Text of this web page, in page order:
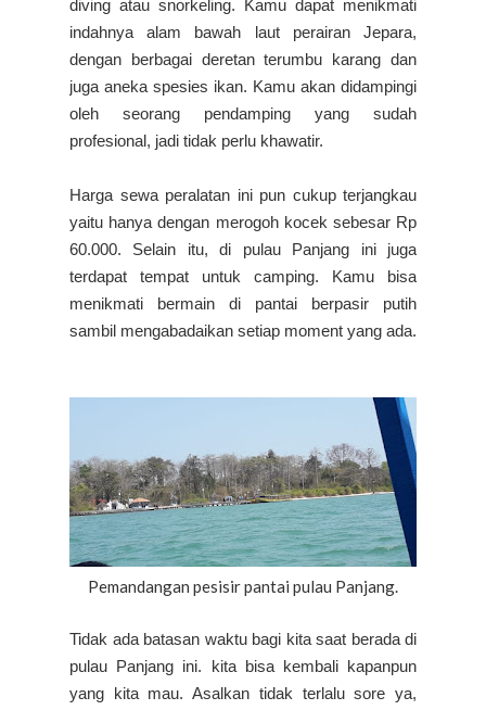
diving atau snorkeling. Kamu dapat menikmati
indahnya alam bawah laut perairan Jepara,
dengan berbagai deretan terumbu karang dan
juga aneka spesies ikan. Kamu akan didampingi
oleh seorang pendamping yang sudah
profesional, jadi tidak perlu khawatir.
Harga sewa peralatan ini pun cukup terjangkau
yaitu hanya dengan merogoh kocek sebesar Rp
60.000. Selain itu, di pulau Panjang ini juga
terdapat tempat untuk camping. Kamu bisa
menikmati bermain di pantai berpasir putih
sambil mengabadaikan setiap moment yang ada.
Pemandangan pesisir pantai pulau Panjang.
Tidak ada batasan waktu bagi kita saat berada di
pulau Panjang ini. kita bisa kembali kapanpun
yang kita mau. Asalkan tidak terlalu sore ya,